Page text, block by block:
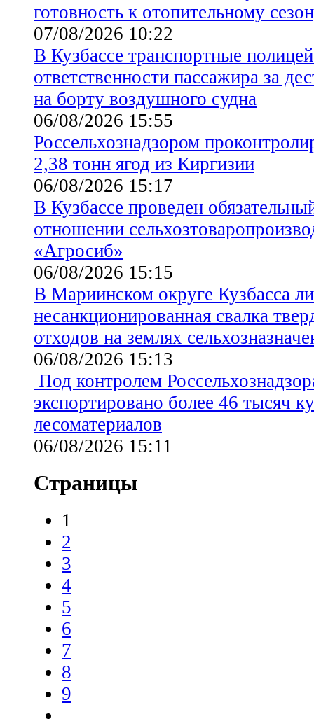
готовность к отопительному
07/08/2026 10:22
В Кузбассе транспортные
ответственности пассажира за
на борту воздушного судна
06/08/2026 15:55
Россельхознадзором
2,38 тонн ягод из Киргизии
06/08/2026 15:17
В Кузбассе проведен
отношении
«Агросиб»
06/08/2026 15:15
В Мариинском округе Кузбасса
несанкционированная свалка
отходов на землях
06/08/2026 15:13
Под контролем
экспортировано более 46 тысяч
лесоматериалов
06/08/2026 15:11
Страницы
1
2
3
4
5
6
7
8
9